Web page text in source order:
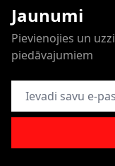
Jaunumi
Pievienojies un
piedāvajumiem
E-pasta adrese